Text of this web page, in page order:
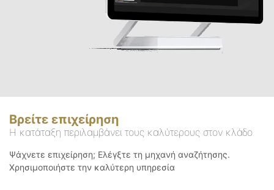
Βρείτε επιχείρηση
Η κατάταξη περιλαμβάνει τους καλύτερους στον κλάδο
Ψάχνετε επιχείρηση; Ελέγξτε τη μηχανή αναζήτησης.
Χρησιμοποιήστε την καλύτερη υπηρεσία